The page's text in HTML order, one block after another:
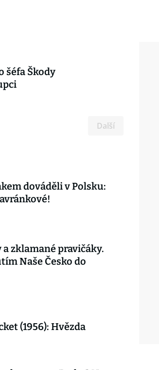
šéfa Škody
Další
dováděli v Polsku:
zklamané pravičáky.
Naše Česko do
(1956): Hvězda